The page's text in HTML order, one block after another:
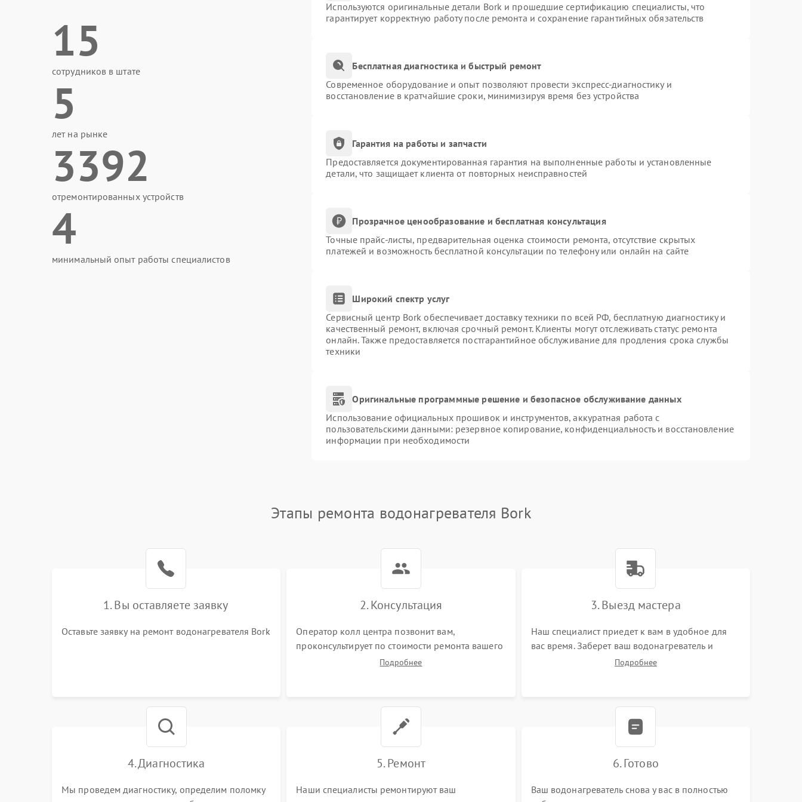
15
сотрудников в штате
5
лет на рынке
3392
отремонтированных устройств
4
минимальный опыт работы специалистов
Используются оригинальные детали Bork и прошедшие сертификацию специалисты, что
гарантирует корректную работу после ремонта и сохранение гарантийных обязательств
Бесплатная диагностика и быстрый ремонт
Современное оборудование и опыт позволяют провести экспресс-диагностику и
восстановление в кратчайшие сроки, минимизируя время без устройства
Гарантия на работы и запчасти
Предоставляется документированная гарантия на выполненные работы и установленные
детали, что защищает клиента от повторных неисправностей
Прозрачное ценообразование и бесплатная консультация
Точные прайс-листы, предварительная оценка стоимости ремонта, отсутствие скрытых
платежей и возможность бесплатной консультации по телефону или онлайн на сайте
Широкий спектр услуг
Сервисный центр Bork обеспечивает доставку техники по всей РФ, бесплатную диагностику и
качественный ремонт, включая срочный ремонт. Клиенты могут отслеживать статус ремонта
онлайн. Также предоставляется постгарантийное обслуживание для продления срока службы
техники
Оригинальные программные решение и безопасное обслуживание данных
Использование официальных прошивок и инструментов, аккуратная работа с
пользовательскими данными: резервное копирование, конфиденциальность и восстановление
информации при необходимости
Этапы ремонта водонагревателя Bork
1. Вы оставляете заявку
Оставьте заявку на ремонт водонагревателя Bork
2. Консультация
Оператор колл центра позвонит вам,
проконсультирует по стоимости ремонта вашего
водонагревателя а также ответит на все ваши
Подробнее
3. Выезд мастера
Наш специалист приедет к вам в удобное для
вас время. Заберет ваш водонагреватель и
привезет на склад для диагностики.
Подробнее
4. Диагностика
Мы проведем диагностику, определим поломку
5. Ремонт
Наши специалисты ремонтируют ваш
6. Готово
Ваш водонагреватель снова у вас в полностью